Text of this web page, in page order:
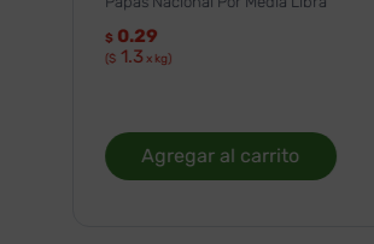
$ 0.29
($ 1.3 x kg)
Agregar al carrito